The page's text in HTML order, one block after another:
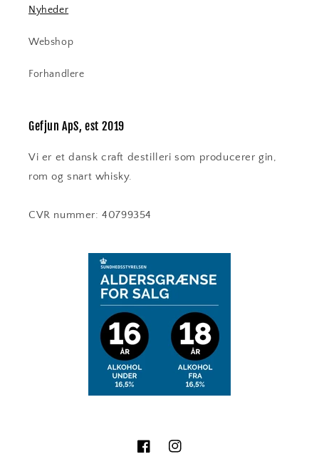
Nyheder
Webshop
Forhandlere
Gefjun ApS, est 2019
Vi er et dansk craft destilleri som producerer gin,
rom og snart whisky.
CVR nummer: 40799354
FacebookInstagram